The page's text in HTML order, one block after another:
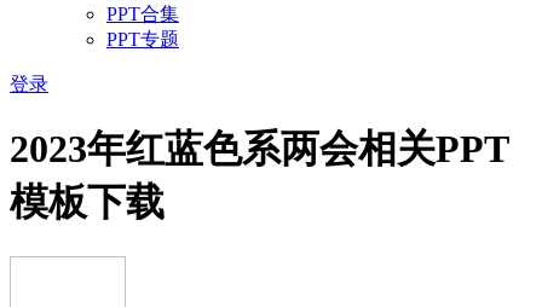
PPT合集
PPT专题
登录
2023年红蓝色系两会相关PPT
模板下载